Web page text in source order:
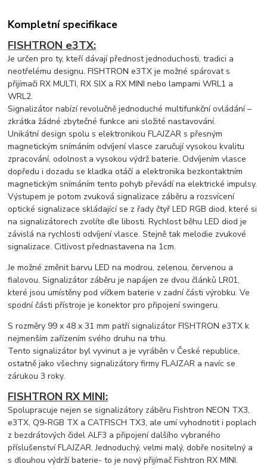
Kompletní specifikace
FISHTRON e3TX:
Je určen pro ty, kteří dávají přednost jednoduchosti, tradici a
neotřelému designu. FISHTRON e3TX je možné spárovat s
přijímači RX MULTI, RX SIX a RX MINI nebo lampami WRL1 a
WRL2.
Signalizátor nabízí revolučně jednoduché multifunkční ovládání –
zkrátka žádné zbytečné funkce ani složité nastavování.
Unikátní design spolu s elektronikou FLAJZAR s přesným
magnetickým snímáním odvíjení vlasce zaručují vysokou kvalitu
zpracování, odolnost a vysokou výdrž baterie. Odvíjením vlasce
dopředu i dozadu se kladka otáčí a elektronika bezkontaktním
magnetickým snímáním tento pohyb převádí na elektrické impulsy.
Výstupem je potom zvuková signalizace záběru a rozsvícení
optické signalizace skládající se z řady čtyř LED RGB diod, které si
na signalizátorech zvolíte dle libosti. Rychlost běhu LED diod je
závislá na rychlosti odvíjení vlasce. Stejně tak melodie zvukové
signalizace. Citlivost přednastavena na 1cm.
Je možné změnit barvu LED na modrou, zelenou, červenou a
fialovou. Signalizátor záběru je napájen ze dvou článků LR01,
které jsou umístěny pod víčkem baterie v zadní části výrobku. Ve
spodní části přístroje je konektor pro připojení swingeru.
S rozměry 99 x 48 x 31 mm patří signalizátor FISHTRON e3TX k
nejmenším zařízením svého druhu na trhu.
Tento signalizátor byl vyvinut a je vyráběn v České republice,
ostatně jako všechny signalizátory firmy FLAJZAR a navíc se
zárukou 3 roky.
FISHTRON RX MINI:
Spolupracuje nejen se signalizátory záběru Fishtron NEON TX3,
e3TX, Q9-RGB TX a CATFISCH TX3, ale umí vyhodnotit i poplach
z bezdrátových čidel ALF3 a připojení dalšího vybraného
příslušenství FLAJZAR. Jednoduchý, velmi malý, dobře nositelný a
s dlouhou výdrží baterie- to je nový přijímač Fishtron RX MINI.